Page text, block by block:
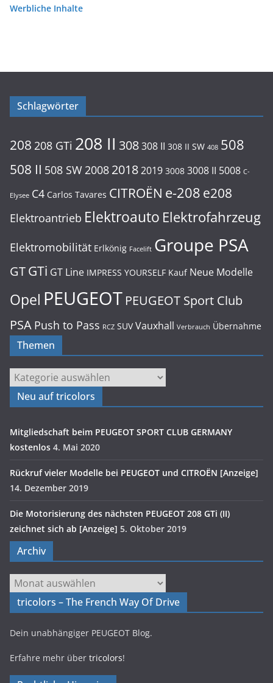
Werbliche Inhalte
Schlagwörter
208 208 GTi 208 II 308308 II 308 II SW 408 508
508 II 508 SW 2008 20182019 3008 3008 II 5008 C-
Elysee C4 Carlos Tavares CITROËN e-208 e208
Elektroantrieb Elektroauto Elektrofahrzeug
Elektromobilität Erlkönig Facelift Groupe PSA
GTGTi GT Line IMPRESS YOURSELF Kauf Neue Modelle
Opel PEUGEOT PEUGEOT Sport Club
PSA Push to Pass RCZ SUV Vauxhall Verbrauch Übernahme
Themen
Themen
Neu auf tricolors
Mitgliedschaft beim PEUGEOT SPORT CLUB GERMANY
kostenlos 4. Mai 2020
Rückruf vieler Modelle bei PEUGEOT und CITROËN [Anzeige]
14. Dezember 2019
Die Motorisierung des nächsten PEUGEOT 208 GTi (II)
zeichnet sich ab [Anzeige] 5. Oktober 2019
Archiv
Archiv
tricolors – The French Way Of Drive
Dein unabhängiger PEUGEOT Blog.
Erfahre mehr über tricolors!